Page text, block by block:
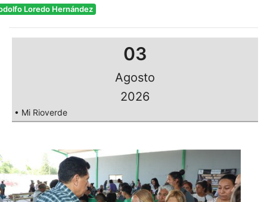
Loredo Hernández
03
Agosto
2026
• Mi Rioverde